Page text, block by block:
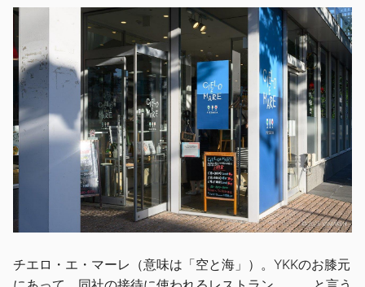
チエロ・エ・マーレ（意味は「空と海」）。YKKのお膝元